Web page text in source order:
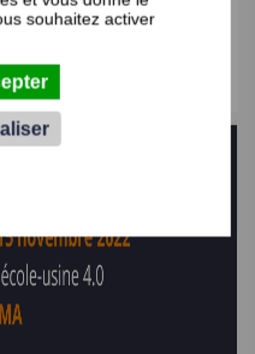
souhaitez activer